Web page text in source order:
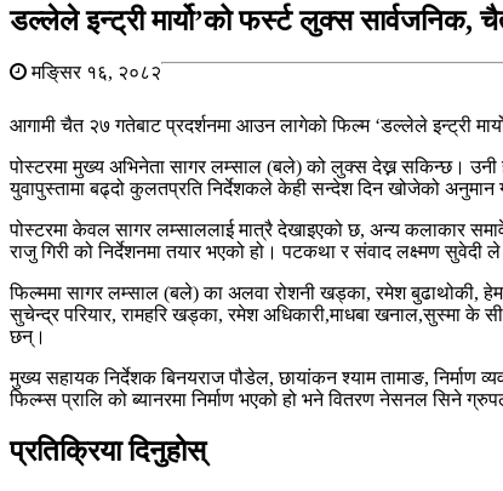
डल्लेले इन्ट्री मार्यो’को फर्स्ट लुक्स सार्वजनिक,
मङि्सर १६, २०८२
आगामी चैत २७ गतेबाट प्रदर्शनमा आउन लागेको फिल्म ‘डल्लेले इन्ट्री
पोस्टरमा मुख्य अभिनेता सागर लम्साल (बले) को लुक्स देख्न सकिन्छ।
युवापुस्तामा बढ्दो कुलतप्रति निर्देशकले केही सन्देश दिन खोजेको अनुमान
पोस्टरमा केवल सागर लम्साललाई मात्रै देखाइएको छ, अन्य कलाकार
राजु गिरी को निर्देशनमा तयार भएको हो। पटकथा र संवाद लक्ष्मण
फिल्ममा सागर लम्साल (बले) का अलवा रोशनी खड्का, रमेश बुढाथोकी,
सुचेन्द्र परियार, रामहरि खड्का, रमेश अधिकारी,माधबा खनाल,सुस्मा के
छन्।
मुख्य सहायक निर्देशक बिनयराज पौडेल, छायांकन श्याम तामाङ, निर्माण
फिल्म्स प्रालि को ब्यानरमा निर्माण भएको हो भने वितरण नेसनल सिने
प्रतिक्रिया दिनुहोस्